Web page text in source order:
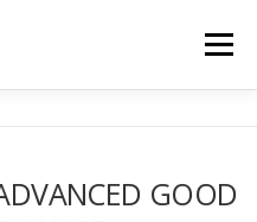
Menu
GOOD